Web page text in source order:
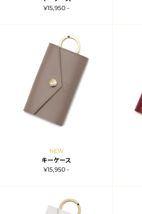
¥15,950 -
NEW
キーケース
¥15,950 -